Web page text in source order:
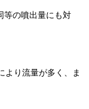
等の噴出量にも対
より流量が多く、ま